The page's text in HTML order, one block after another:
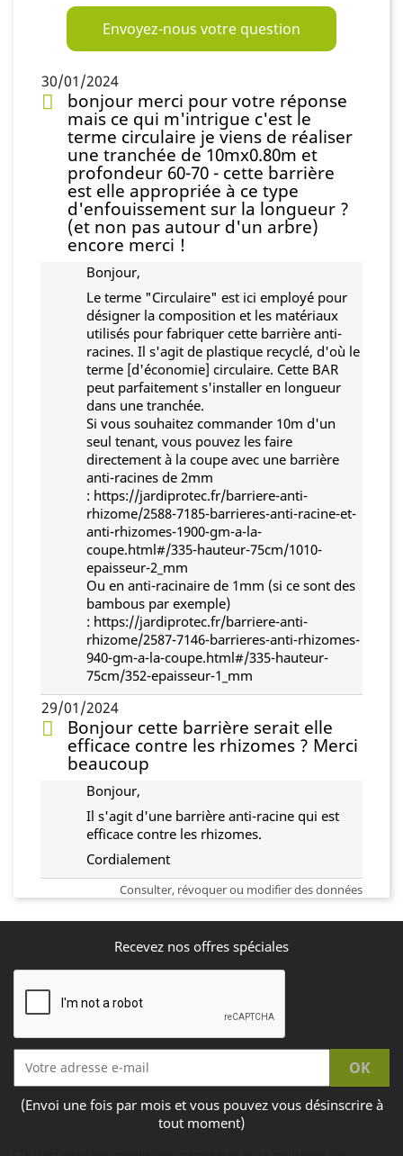
Envoyez-nous votre question
30/01/2024
bonjour merci pour votre réponse
mais ce qui m'intrigue c'est le
terme circulaire je viens de réaliser
une tranchée de 10mx0.80m et
profondeur 60-70 - cette barrière
est elle appropriée à ce type
d'enfouissement sur la longueur ?
(et non pas autour d'un arbre)
encore merci !
Bonjour,
Le terme "Circulaire" est ici employé pour
désigner la composition et les matériaux
utilisés pour fabriquer cette barrière anti-
racines. Il s'agit de plastique recyclé, d'où le
terme [d'économie] circulaire. Cette BAR
peut parfaitement s'installer en longueur
dans une tranchée.
Si vous souhaitez commander 10m d'un
seul tenant, vous pouvez les faire
directement à la coupe avec une barrière
anti-racines de 2mm
: https://jardiprotec.fr/barriere-anti-
rhizome/2588-7185-barrieres-anti-racine-et-
anti-rhizomes-1900-gm-a-la-
coupe.html#/335-hauteur-75cm/1010-
epaisseur-2_mm
Ou en anti-racinaire de 1mm (si ce sont des
bambous par exemple)
: https://jardiprotec.fr/barriere-anti-
rhizome/2587-7146-barrieres-anti-rhizomes-
940-gm-a-la-coupe.html#/335-hauteur-
75cm/352-epaisseur-1_mm
29/01/2024
Bonjour cette barrière serait elle
efficace contre les rhizomes ? Merci
beaucoup
Bonjour,
Il s'agit d'une barrière anti-racine qui est
efficace contre les rhizomes.
Cordialement
Consulter, révoquer ou modifier des données
Recevez nos offres spéciales
(Envoi une fois par mois et vous pouvez vous désinscrire à
tout moment)